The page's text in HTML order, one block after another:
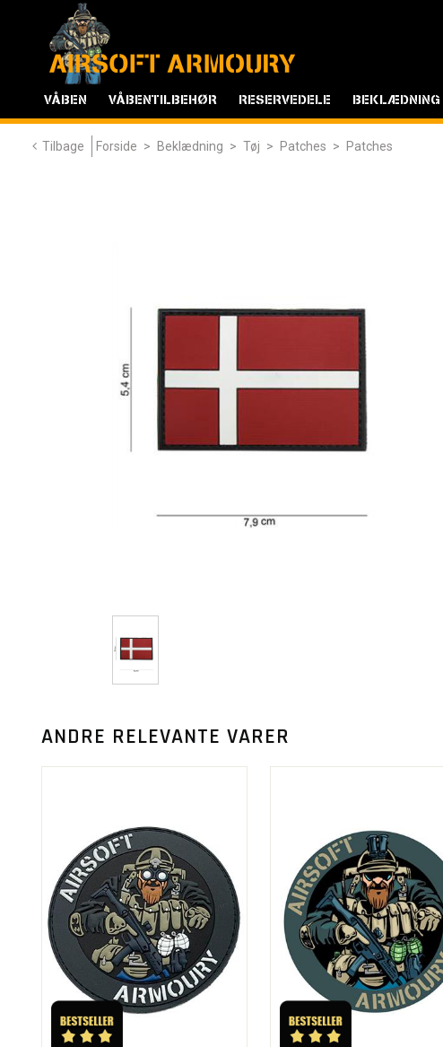
Tilbage Forside > Beklædning > Tøj > Patches > Patches
ANDRE RELEVANTE VARER
VÅBEN VÅBENTILBEHØR RESERVEDELE BEKLÆDNING